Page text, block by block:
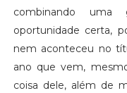
combinando uma
oportunidade certa,
nem aconteceu no
ano que vem,
coisa dele, além de